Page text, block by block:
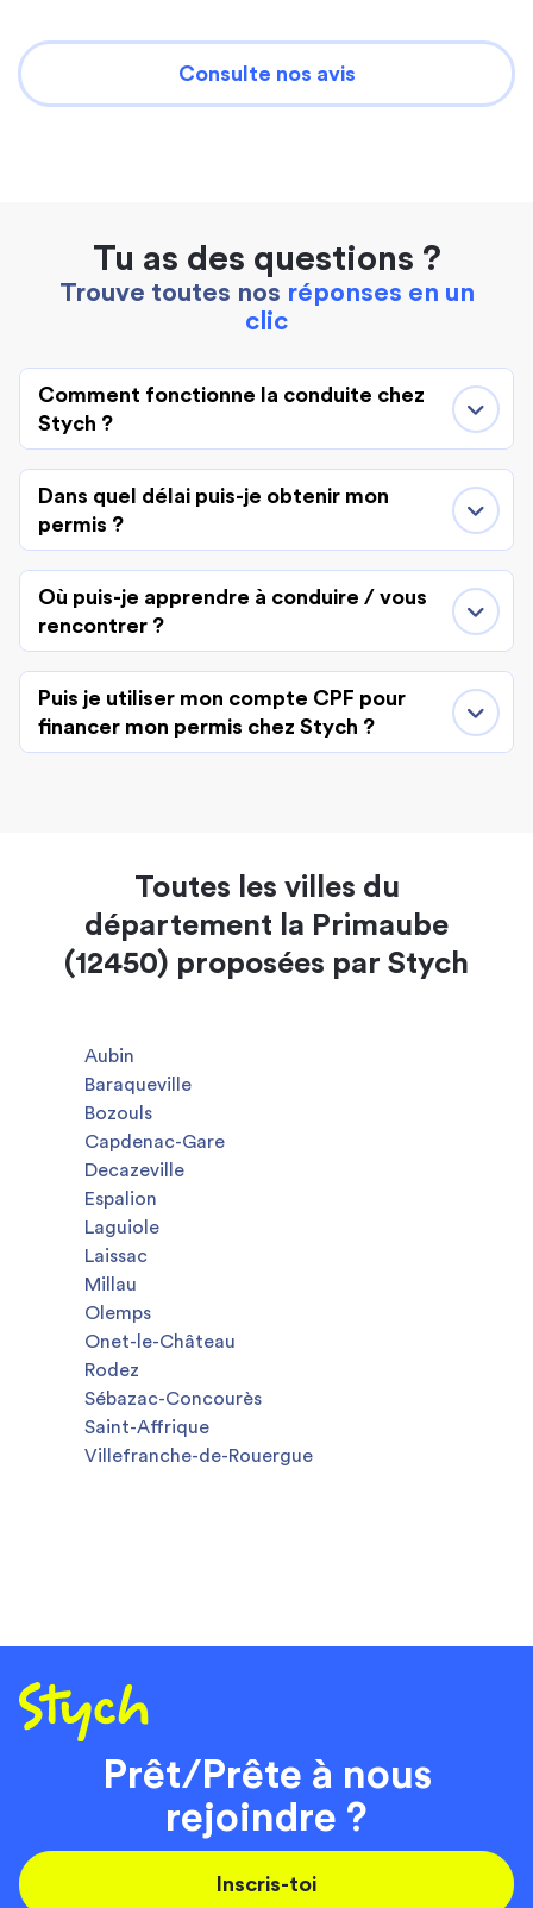
Consulte nos avis
Tu as des questions ?
Trouve toutes nos réponses en un
clic
Comment fonctionne la conduite chez
Stych ?
Dans quel délai puis-je obtenir mon
permis ?
Où puis-je apprendre à conduire / vous
rencontrer ?
Puis je utiliser mon compte CPF pour
financer mon permis chez Stych ?
Toutes les villes du
département la Primaube
(12450) proposées par Stych
Aubin
Baraqueville
Bozouls
Capdenac-Gare
Decazeville
Espalion
Laguiole
Laissac
Millau
Olemps
Onet-le-Château
Rodez
Sébazac-Concourès
Saint-Affrique
Villefranche-de-Rouergue
Prêt/Prête à nous
rejoindre ?
Inscris-toi